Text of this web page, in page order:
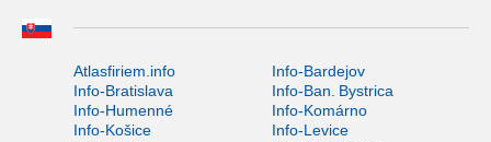
Atlasfiriem.info
Info-Bardejov
Info-Bratislava
Info-Ban. Bystrica
Info-Humenné
Info-Komárno
Info-Košice
Info-Levice